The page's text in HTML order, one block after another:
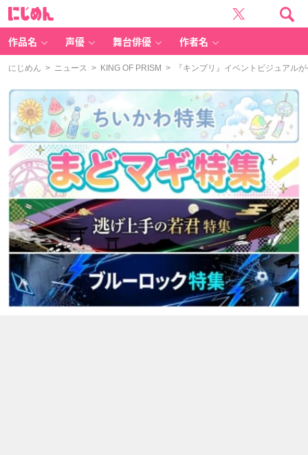
作品名 声優 舞台俳優 作者名
にじめん > ニュース > KING OF PRISM > 『キンプリ』イベントビジュアル